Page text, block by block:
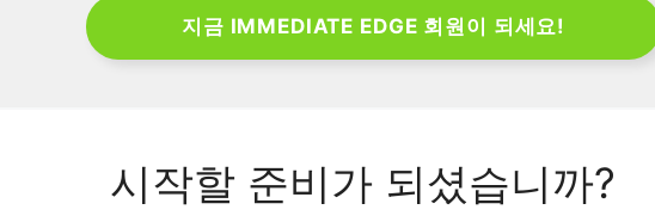
지금 IMMEDIATE EDGE 회원이 되세요!
시작할 준비가 되셨습니까?